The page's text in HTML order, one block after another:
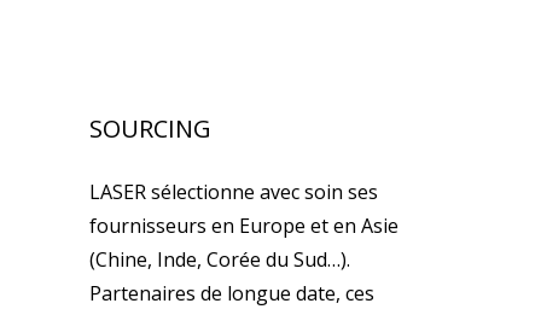
SOURCING
LASER sélectionne avec soin ses
fournisseurs en Europe et en Asie
(Chine, Inde, Corée du Sud…).
Partenaires de longue date, ces